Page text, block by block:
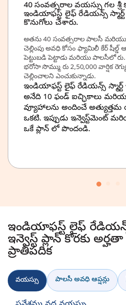
40 సంవత్సరాల వయస్సు గల శ్రీ
ఇండియాఫస్ట్ లైఫ్ రేడియన్స్ స్మార్ట్
కొనుగోలు చేశారు.
అతను 40 సంవత్సరాల పాలసీ
చెల్లింపు అవధి కోసం ఫ్యామిలీ కేర్ షీల్డ్
పెట్టుబడి పెట్టాడు మరియు పాలసీలో రు.
భరోసా సొమ్ము రు 2,50,000 వార్షిక
చెల్లించాలని ఎంచుకున్నాడు.
ఇండియాఫస్ట్ లైఫ్ రేడియన్స్ స్మార్ట్
అనేది 10 ఫండ్ ఐచ్ఛికాలు
వ్యూహాలను అందించే
ఒకటి. ఇప్పుడు ఇన్వెస్ట్‌మెంట్
ఒకే ప్లాన్ లో పొందండి.
ఇండియాఫస్ట్ లైఫ్
ఇన్వెస్ట్ ప్లాన్ కొరకు అర్హతా
ప్రాతిపదిక
వయస్సు పాలసీ అవధి ఆప్షన్లు